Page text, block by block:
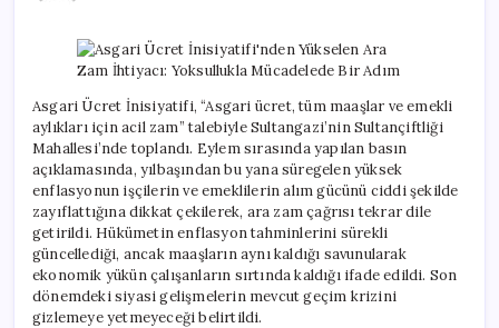
Zam
İhtiyacı:
Yoksullukla
Mücadelede
Bir
Adım
için
Asgari Ücret İnisiyatifi, “Asgari ücret, tüm maaşlar ve emekli
aylıkları için acil zam” talebiyle Sultangazi’nin Sultançiftliği
Mahallesi’nde toplandı. Eylem sırasında yapılan basın
açıklamasında, yılbaşından bu yana süregelen yüksek
enflasyonun işçilerin ve emeklilerin alım gücünü ciddi şekilde
zayıflattığına dikkat çekilerek, ara zam çağrısı tekrar dile
getirildi. Hükümetin enflasyon tahminlerini sürekli
güncellediği, ancak maaşların aynı kaldığı savunularak
ekonomik yükün çalışanların sırtında kaldığı ifade edildi. Son
dönemdeki siyasi gelişmelerin mevcut geçim krizini
gizlemeye yetmeyeceği belirtildi.